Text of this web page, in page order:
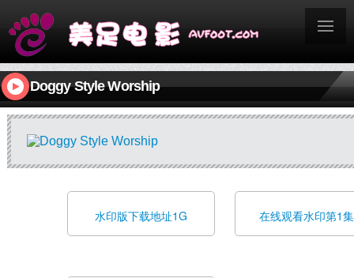
Doggy Style Worship
水印版下载地址1G 在线观看水印第1集